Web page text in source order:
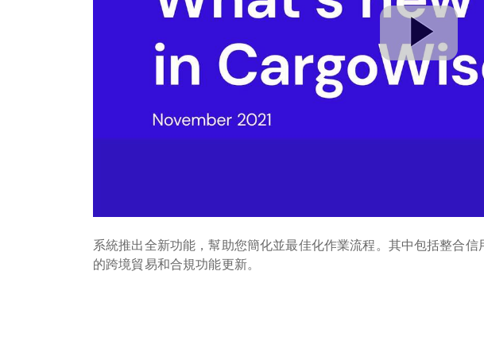
系統推出全新功能，幫助您簡化並最佳化作業流程。其中包括整合
的跨境貿易和合規功能更新。